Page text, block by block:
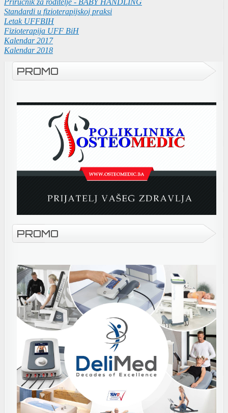
Priručnik za roditelje - BABY HANDLING
Standardi u fizioterapijskoj praksi
Letak UFFBIH
Fizioterapija UFF BiH
Kalendar 2017
Kalendar 2018
PROMO
PROMO